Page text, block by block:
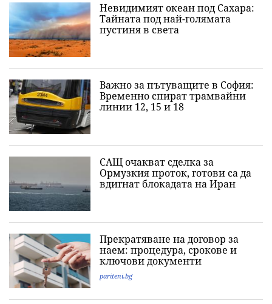
Невидимият океан под Сахара:
Тайната под най-голямата
пустиня в света
Важно за пътуващите в София:
Временно спират трамвайни
линии 12, 15 и 18
САЩ очакват сделка за
Ормузкия проток, готови са да
вдигнат блокадата на Иран
Прекратяване на договор за
наем: процедура, срокове и
ключови документи
pariteni.bg